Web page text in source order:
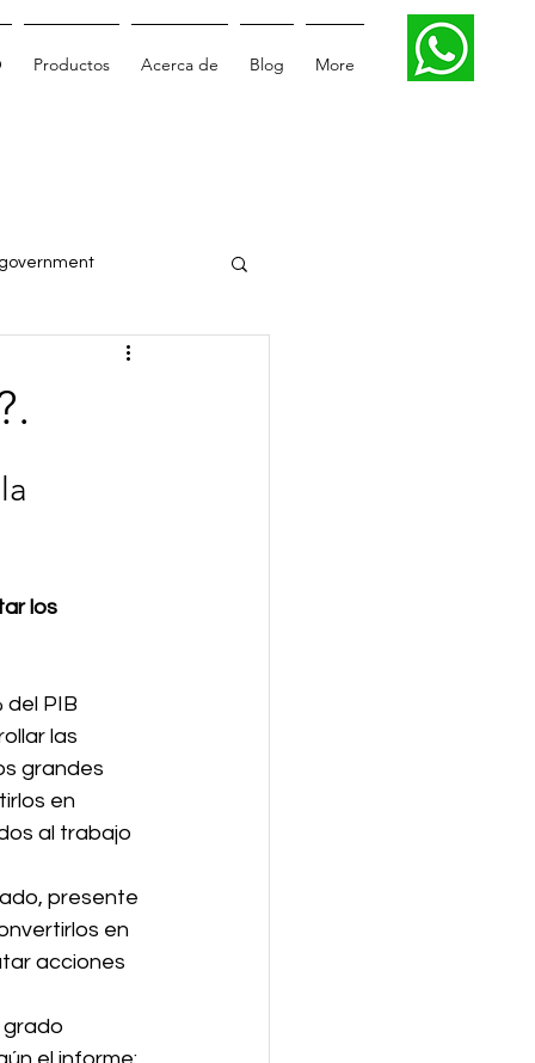
Productos Acerca de Blog More
los
del PIB
las
grandes
en
al trabajo
presente
en
acciones
grado